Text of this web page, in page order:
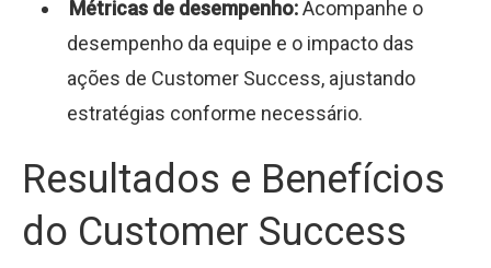
Métricas de desempenho:Acompanhe o
desempenho da equipe e o impacto das
ações de Customer Success, ajustando
estratégias conforme necessário.
Resultados e Benefícios
do Customer Success